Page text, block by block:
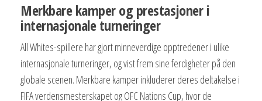
Merkbare kamper og prestasjoner i
internasjonale turneringer
All Whites-spillere har gjort minneverdige opptredener i ulike
internasjonale turneringer, og vist frem sine ferdigheter på den
globale scenen. Merkbare kamper inkluderer deres deltakelse i
FIFA verdensmesterskapet og OFC Nations Cup, hvor de